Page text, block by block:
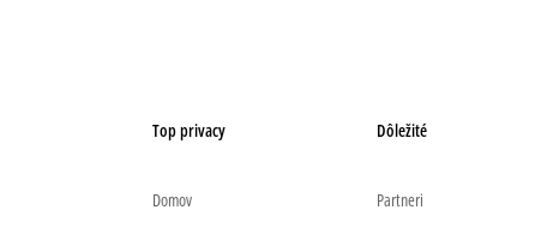
Top privacy
Domov
Dôležité
Partneri